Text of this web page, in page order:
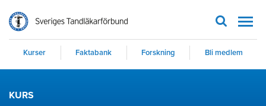
Kurser Faktabank Forskning Bli medlem
KURS